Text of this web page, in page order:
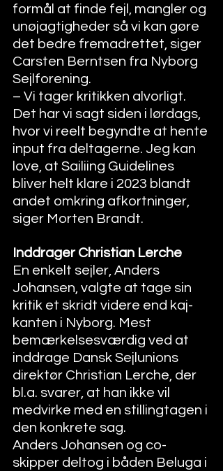
formål at finde fejl, mangler og
unøjagtigheder så vi kan gøre
det bedre fremadrettet, siger
Carsten Berntsen fra Nyborg
Sejlforening.
– Vi tager kritikken alvorligt.
Det har vi sagt siden i lørdags,
hvor vi reelt begyndte at hente
input fra deltagerne. Jeg kan
love, at Sailiing Guidelines
bliver helt klare i 2023 blandt
andet omkring afkortninger,
siger Morten Brandt.
Inddrager Christian Lerche
En enkelt sejler, Anders
Johansen, valgte at tage sin
kritik et skridt videre end kaj-
kanten i Nyborg. Mest
bemærkelsesværdig ved at
inddrage Dansk Sejlunions
direktør Christian Lerche, der
bl.a. svarer, at han ikke vil
medvirke med en stillingtagen i
den konkrete sag.
Anders Johansen og co-
skipper deltog i båden Beluga i